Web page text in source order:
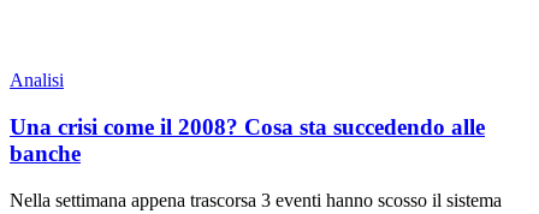
Analisi
Una crisi come il 2008? Cosa sta succedendo alle
banche
Nella settimana appena trascorsa 3 eventi hanno scosso il sistema